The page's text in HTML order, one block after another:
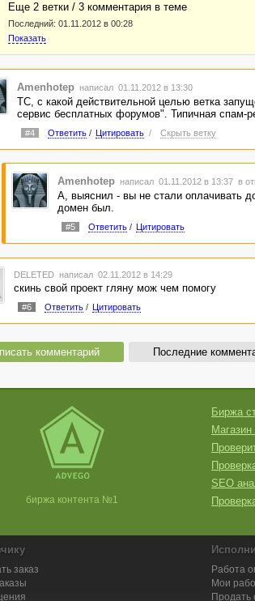
Еще 2 ветки / 3 комментария в темe
Последний: 01.11.2012 в 00:28
Показать
Amenhotep написал 01.11.2012 в 13:30
ТС, с какой действительной целью ветка
сервис бесплатных форумов". Типичная спам-
#4 Ответить/ Цитировать / Скрыть ветку
Amenhotep написал 01.11.2012 в 13:37 в
А, выяснил - вы не стали оплачивать
домен был.
#5 Ответить/ Цитировать
DELETED написал 02.11.2012 в 14:29
скинь свой проект гляну мож чем помогу
#6 Ответить/ Цитировать
комментарий Последние
биржа контента №1
Биржа
Магазин
SEO
заказ
Работа
Мои
Продать